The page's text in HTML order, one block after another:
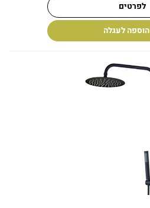
לפרטים
הוספה לעגלה